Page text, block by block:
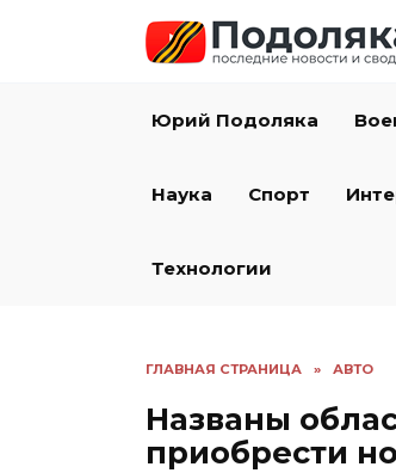
Юрий Подоляка
Наука Спорт
Технологии
ГЛАВНАЯ СТРАНИЦА » АВТО
Названы
приобрести